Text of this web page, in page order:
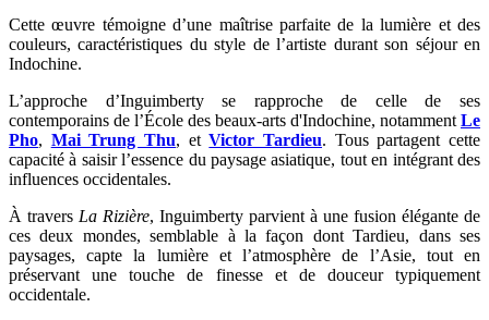
Cette œuvre témoigne d’une maîtrise parfaite de la lumière et des
couleurs, caractéristiques du style de l’artiste durant son séjour en
Indochine.
L’approche d’Inguimberty se rapproche de celle de ses
contemporains de l’École des beaux-arts d'Indochine, notamment Le
Pho, Mai Trung Thu, etVictor Tardieu. Tous partagent cette
capacité à saisir l’essence du paysage asiatique, tout en intégrant des
influences occidentales.
À travers La Rizière, Inguimberty parvient à une fusion élégante de
ces deux mondes, semblable à la façon dont Tardieu, dans ses
paysages, capte la lumière et l’atmosphère de l’Asie, tout en
préservant une touche de finesse et de douceur typiquement
occidentale.